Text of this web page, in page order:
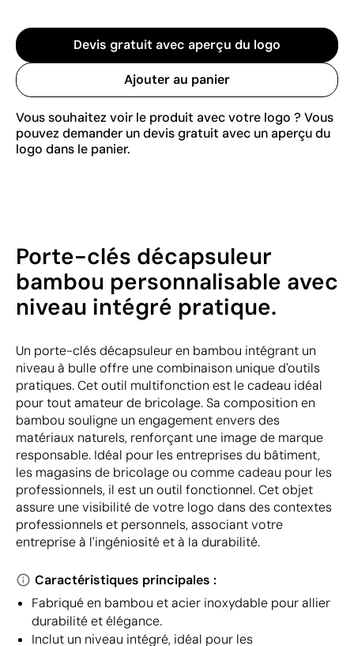
Devis gratuit avec aperçu du logo
Ajouter au panier
Vous souhaitez voir le produit avec votre logo ? Vous
pouvez demander un devis gratuit avec un aperçu du
logo dans le panier.
Porte-clés décapsuleur
bambou personnalisable avec
niveau intégré pratique.
Un porte-clés décapsuleur en bambou intégrant un
niveau à bulle offre une combinaison unique d'outils
pratiques. Cet outil multifonction est le cadeau idéal
pour tout amateur de bricolage. Sa composition en
bambou souligne un engagement envers des
matériaux naturels, renforçant une image de marque
responsable. Idéal pour les entreprises du bâtiment,
les magasins de bricolage ou comme cadeau pour les
professionnels, il est un outil fonctionnel. Cet objet
assure une visibilité de votre logo dans des contextes
professionnels et personnels, associant votre
entreprise à l'ingéniosité et à la durabilité.
Caractéristiques principales :
Fabriqué en bambou et acier inoxydable pour allier
durabilité et élégance.
Inclut un niveau intégré, idéal pour les